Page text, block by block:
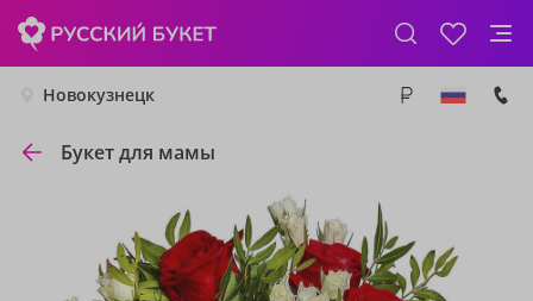
Новокузнецк
Букет для мамы